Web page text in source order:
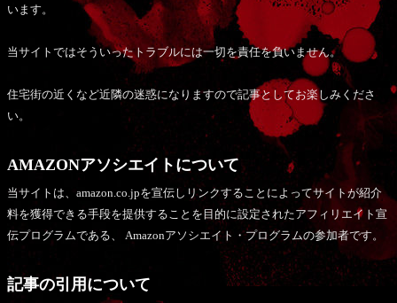
います。
当サイトではそういったトラブルには一切を責任を負いません。
住宅街の近くなど近隣の迷惑になりますので記事としてお楽しみくださ
い。
AMAZONアソシエイトについて
当サイトは、amazon.co.jpを宣伝しリンクすることによってサイトが紹介
料を獲得できる手段を提供することを目的に設定されたアフィリエイト宣
伝プログラムである、 Amazonアソシエイト・プログラムの参加者です。
記事の引用について